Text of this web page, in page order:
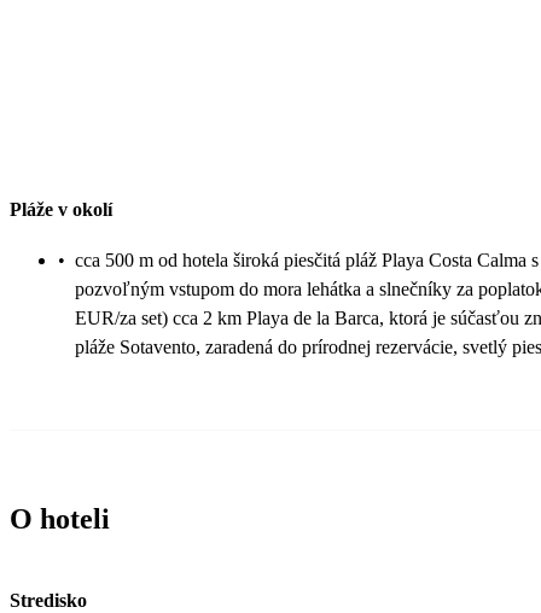
Pláže v okolí
• cca 500 m od hotela široká piesčitá pláž Playa Costa Calma s
pozvoľným vstupom do mora lehátka a slnečníky za
EUR/za set) cca 2 km Playa de la Barca, ktorá je súčasťou
pláže Sotavento, zaradená do prírodnej rezervácie, svetlý
O hoteli
Stredisko